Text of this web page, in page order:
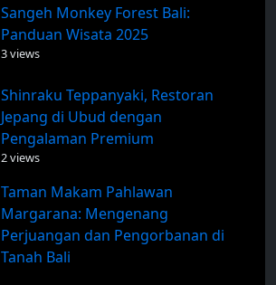
Sangeh Monkey Forest Bali:
Panduan Wisata 2025
3 views
Shinraku Teppanyaki, Restoran
Jepang di Ubud dengan
Pengalaman Premium
2 views
Taman Makam Pahlawan
Margarana: Mengenang
Perjuangan dan Pengorbanan di
Tanah Bali